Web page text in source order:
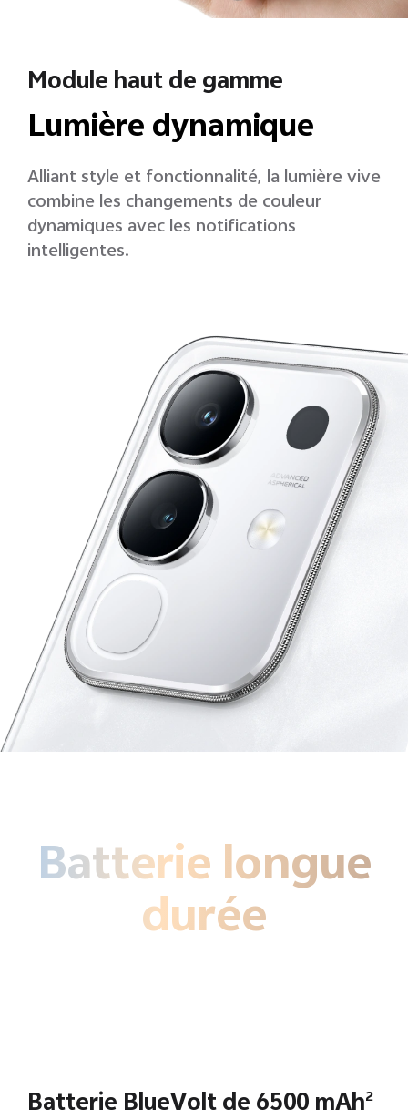
Module haut de gamme
Lumière dynamique
Alliant style et fonctionnalité, la lumière vive
combine les changements de couleur
dynamiques avec les notifications
intelligentes.
Batterie longue
durée
Batterie BlueVolt de 6500 mAh2